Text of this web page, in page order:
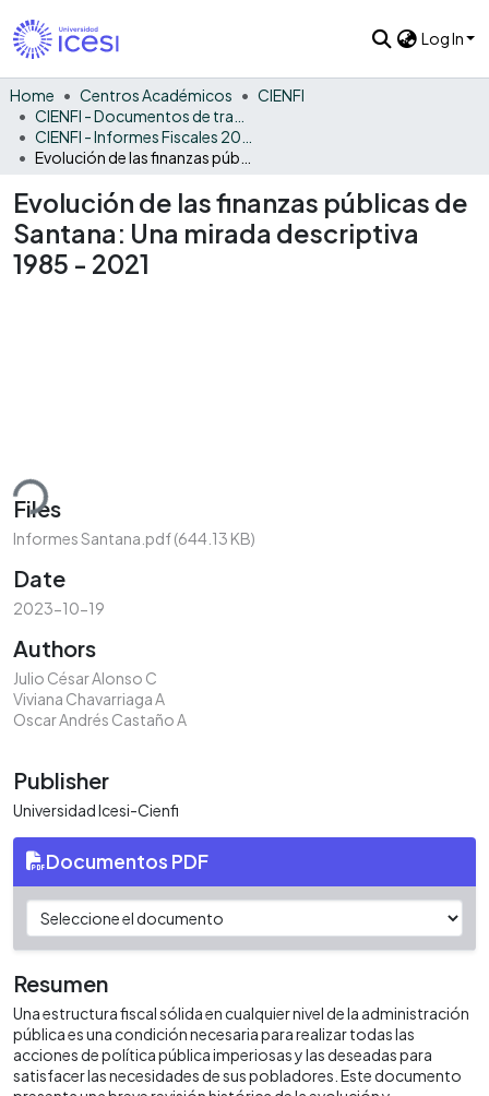
Log In
Home Centros Académicos
CIENFI
Evolución de las finanzas públicas de
Santana: Una mirada descriptiva
1985 - 2021
Files
Informes Santana.pdf(644.13 KB)
Date
2023-10-19
Authors
Julio César Alonso C
Viviana Chavarriaga A
Oscar Andrés Castaño A
Publisher
Universidad Icesi-Cienfi
Documentos PDF
Resumen
Una estructura fiscal sólida en cualquier nivel de la administración
pública es una condición necesaria para realizar todas las
acciones de política pública imperiosas y las deseadas para
satisfacer las necesidades de sus pobladores. Este documento